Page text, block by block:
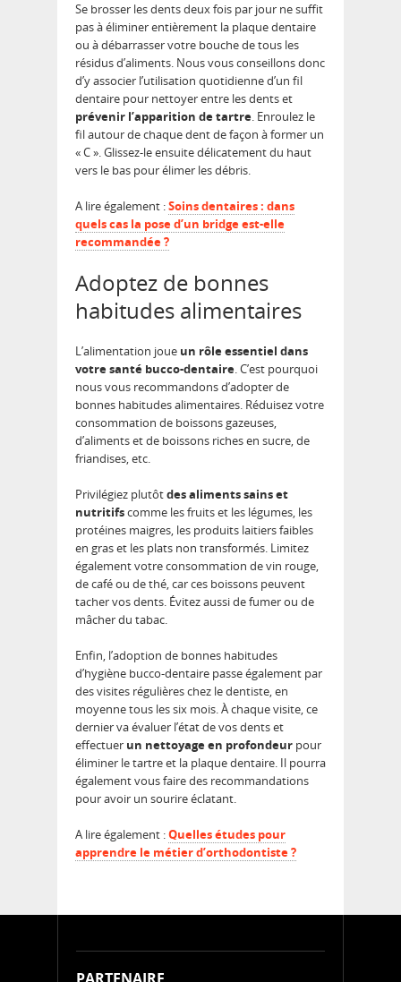
Se brosser les dents deux fois par jour ne suffit
pas à éliminer entièrement la plaque dentaire
ou à débarrasser votre bouche de tous les
résidus d’aliments. Nous vous conseillons donc
d’y associer l’utilisation quotidienne d’un fil
dentaire pour nettoyer entre les dents et
prévenir l’apparition de tartre. Enroulez le
fil autour de chaque dent de façon à former un
« C ». Glissez-le ensuite délicatement du haut
vers le bas pour élimer les débris.
A lire également :Soins dentaires : dans
quels cas la pose d’un bridge est-elle
recommandée ?
Adoptez de bonnes
habitudes alimentaires
L’alimentation joue un rôle essentiel dans
votre santé bucco-dentaire. C’est pourquoi
nous vous recommandons d’adopter de
bonnes habitudes alimentaires. Réduisez votre
consommation de boissons gazeuses,
d’aliments et de boissons riches en sucre, de
friandises, etc.
Privilégiez plutôtdesaliments sains et
nutritifscomme les fruits et les légumes, les
protéines maigres, les produits laitiers faibles
en gras et les plats non transformés. Limitez
également votre consommation de vin rouge,
de café ou de thé, car ces boissons peuvent
tacher vos dents. Évitez aussi de fumer ou de
mâcher du tabac.
Enfin, l’adoption de bonnes habitudes
d’hygiène bucco-dentaire passe également par
des visites régulières chez le dentiste, en
moyenne tous les six mois. À chaque visite, ce
dernier va évaluer l’état de vos dents et
effectuer un nettoyage en profondeur pour
éliminer le tartre et la plaque dentaire. Il pourra
également vous faire des recommandations
pour avoir un sourire éclatant.
A lire également :Quelles études pour
apprendre le métier d’orthodontiste ?